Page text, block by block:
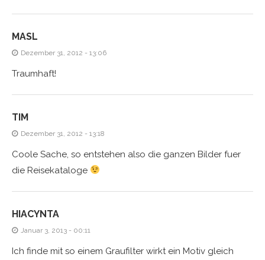
MASL
Dezember 31, 2012 - 13:06
Traumhaft!
TIM
Dezember 31, 2012 - 13:18
Coole Sache, so entstehen also die ganzen Bilder fuer
die Reisekataloge
HIACYNTA
Januar 3, 2013 - 00:11
Ich finde mit so einem Graufilter wirkt ein Motiv gleich